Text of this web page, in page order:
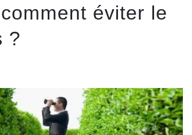
éviter le
?